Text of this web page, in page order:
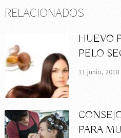
RELACIONADOS
HUEVO
PELO
11 junio, 2018
PARA